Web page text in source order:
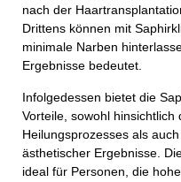
nach der
Drittens können mit
minimale Narben
Ergebnisse bedeutet.
Infolgedessen bietet die
Vorteile, sowohl
Heilungsprozesses als
ästhetischer Ergebnisse.
ideal für Personen, die